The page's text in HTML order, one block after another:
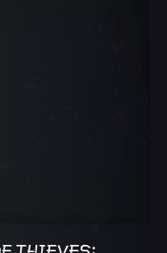
THIEVES: